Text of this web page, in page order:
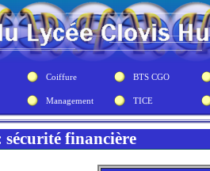
Coiffure BTS CGO
Management TICE
sécurité financière